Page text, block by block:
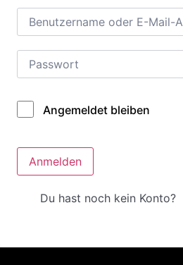
Alternative:
Angemeldet bleiben
Anmelden
Du hast noch kein Konto?